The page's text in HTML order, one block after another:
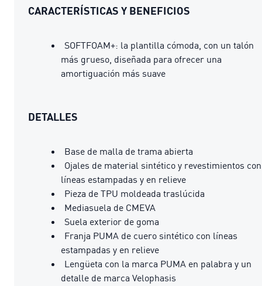
CARACTERÍSTICAS Y BENEFICIOS
SOFTFOAM+: la plantilla cómoda, con un talón
más grueso, diseñada para ofrecer una
amortiguación más suave
DETALLES
Base de malla de trama abierta
Ojales de material sintético y revestimientos con
líneas estampadas y en relieve
Pieza de TPU moldeada traslúcida
Mediasuela de CMEVA
Suela exterior de goma
Franja PUMA de cuero sintético con líneas
estampadas y en relieve
Lengüeta con la marca PUMA en palabra y un
detalle de marca Velophasis